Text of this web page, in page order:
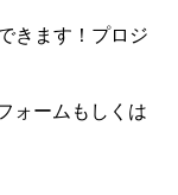
きます！プロジ
ォームもしくは